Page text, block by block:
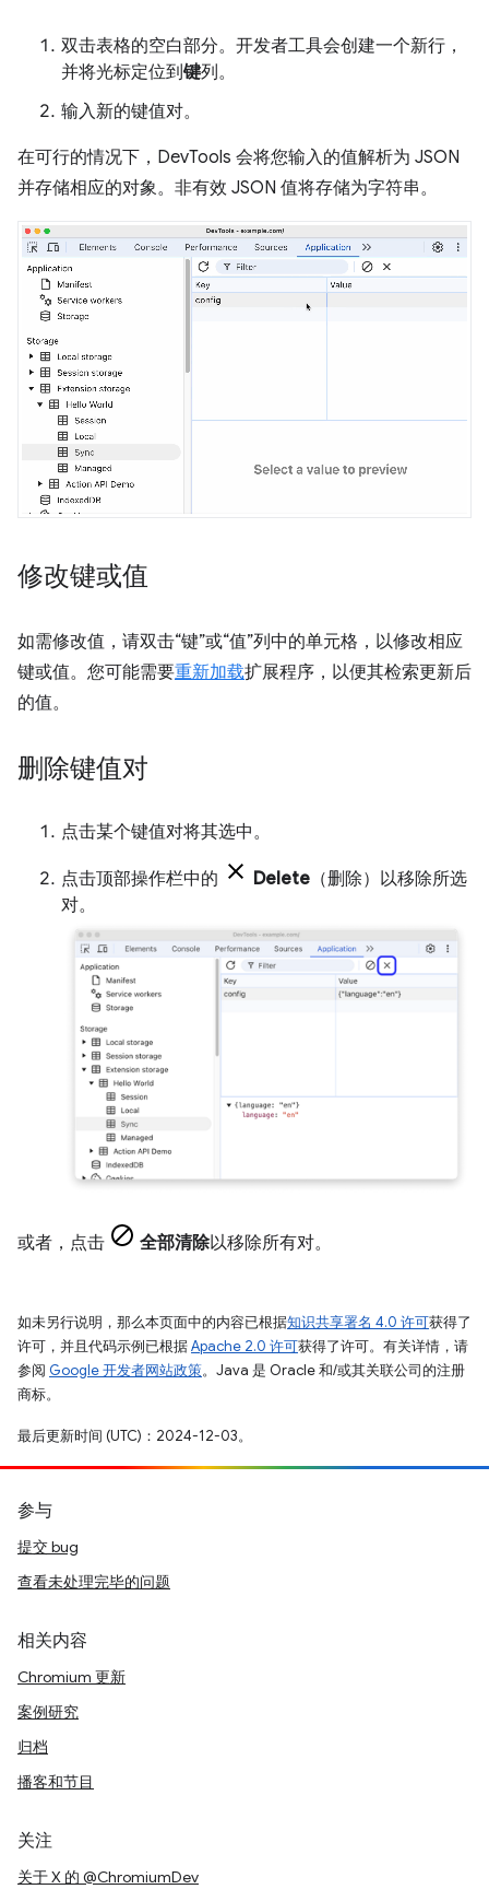
双击表格的空白部分。开发者工具会创建一个新行，
并将光标定位到键列。
输入新的键值对。
在可行的情况下，DevTools 会将您输入的值解析为 JSON
并存储相应的对象。非有效 JSON 值将存储为字符串。
修改键或值
如需修改值，请双击“键”或“值”列中的单元格，以修改相应
键或值。您可能需要重新加载扩展程序，以便其检索更新后
的值。
删除键值对
点击某个键值对将其选中。
点击顶部操作栏中的 Delete （删除）以移除所选
对。
或者，点击 全部清除以移除所有对。
如未另行说明，那么本页面中的内容已根据知识共享署名 4.0 许可获得了
许可，并且代码示例已根据Apache 2.0 许可获得了许可。有关详情，请
参阅 Google 开发者网站政策。Java 是 Oracle 和/或其关联公司的注册
商标。
最后更新时间 (UTC)：2024-12-03。
参与
提交 bug
查看未处理完毕的问题
相关内容
Chromium 更新
案例研究
归档
播客和节目
关注
关于 X 的 @ChromiumDev